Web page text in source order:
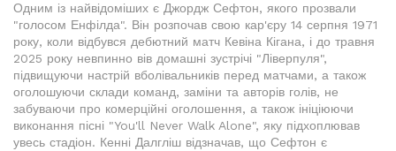
Одним із найвідоміших є Джордж Сефтон, якого прозвали
"голосом Енфілда". Він розпочав свою кар'єру 14 серпня 1971
року, коли відбувся дебютний матч Кевіна Кігана, і до травня
2025 року невпинно вів домашні зустрічі "Ліверпуля",
підвищуючи настрій вболівальників перед матчами, а також
оголошуючи склади команд, заміни та авторів голів, не
забуваючи про комерційні оголошення, а також ініціюючи
виконання пісні "You'll Never Walk Alone", яку підхоплював
увесь стадіон. Кенні Далгліш відзначав, що Сефтон є